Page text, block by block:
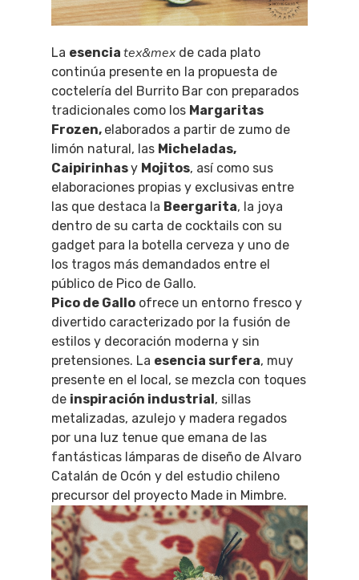
La esencia tex&mex de cada plato
continúa presente en la propuesta de
coctelería del Burrito Bar con preparados
tradicionales como los Margaritas
Frozen, elaborados a partir de zumo de
limón natural, las Micheladas,
Caipirinhasy Mojitos, así como sus
elaboraciones propias y exclusivas entre
las que destaca la Beergarita, la joya
dentro de su carta de cocktails con su
gadget para la botella cerveza y uno de
los tragos más demandados entre el
público de Pico de Gallo.
Pico de Gallo ofrece un entorno fresco y
divertido caracterizado por la fusión de
estilos y decoración moderna y sin
pretensiones. La esencia surfera, muy
presente en el local, se mezcla con toques
de inspiración industrial, sillas
metalizadas, azulejo y madera regados
por una luz tenue que emana de las
fantásticas lámparas de diseño de Alvaro
Catalán de Ocón y del estudio chileno
precursor del proyecto Made in Mimbre.